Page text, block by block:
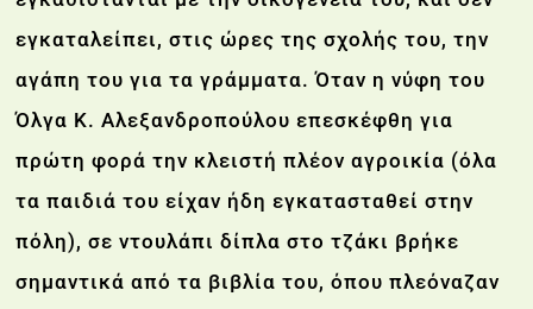
εγκαταλείπει, στις ώρες της σχολής του, την
αγάπη του για τα γράμματα. Όταν η νύφη του
Όλγα Κ. Αλεξανδροπούλου επεσκέφθη για
πρώτη φορά την κλειστή πλέον αγροικία (όλα
τα παιδιά του είχαν ήδη εγκατασταθεί στην
πόλη), σε ντουλάπι δίπλα στο τζάκι βρήκε
σημαντικά από τα βιβλία του, όπου πλεόναζαν